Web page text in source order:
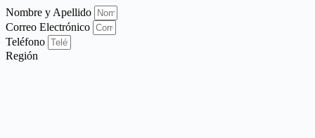
Nombre y Apellido
Correo Electrónico
Teléfono
Región